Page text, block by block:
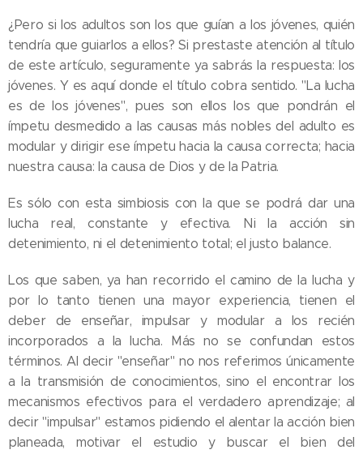
¿Pero si los adultos son los que guían a los jóvenes, quién
tendría que guiarlos a ellos? Si prestaste atención al título
de este artículo, seguramente ya sabrás la respuesta: los
jóvenes. Y es aquí donde el título cobra sentido. "La lucha
es de los jóvenes", pues son ellos los que pondrán el
ímpetu desmedido a las causas más nobles del adulto es
modular y dirigir ese ímpetu hacia la causa correcta; hacia
nuestra causa: la causa de Dios y de la Patria.
Es sólo con esta simbiosis con la que se podrá dar una
lucha real, constante y efectiva. Ni la acción sin
detenimiento, ni el detenimiento total; el justo balance.
Los que saben, ya han recorrido el camino de la lucha y
por lo tanto tienen una mayor experiencia, tienen el
deber de enseñar, impulsar y modular a los recién
incorporados a la lucha. Más no se confundan estos
términos. Al decir "enseñar" no nos referimos únicamente
a la transmisión de conocimientos, sino el encontrar los
mecanismos efectivos para el verdadero aprendizaje; al
decir "impulsar" estamos pidiendo el alentar la acción bien
planeada, motivar el estudio y buscar el bien del